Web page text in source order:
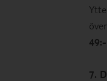
49:-
7.